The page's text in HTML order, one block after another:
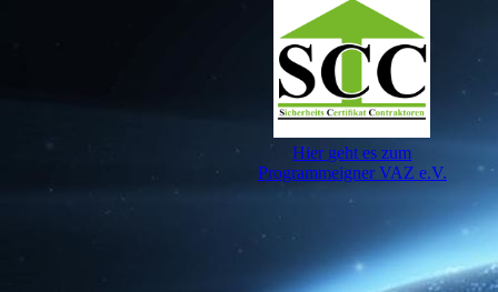
Hier geht es zum
Programmeigner VAZ e.V.